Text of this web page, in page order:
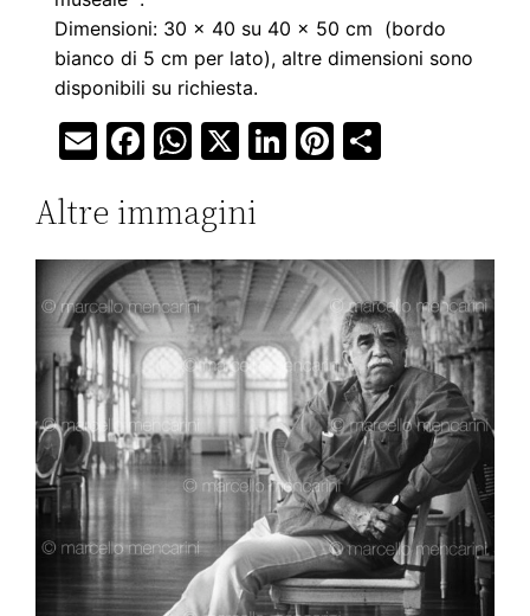
Dimensioni: 30 x 40 su 40 x 50 cm (bordo
bianco di 5 cm per lato), altre dimensioni sono
disponibili su richiesta.
EmailFacebook
WhatsApp
X LinkedIn
Pinterest
Altre immagini